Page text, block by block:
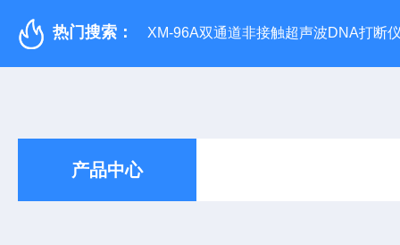
热门搜索： XM-96A双通道非接触超声波DNA打断
产品中心